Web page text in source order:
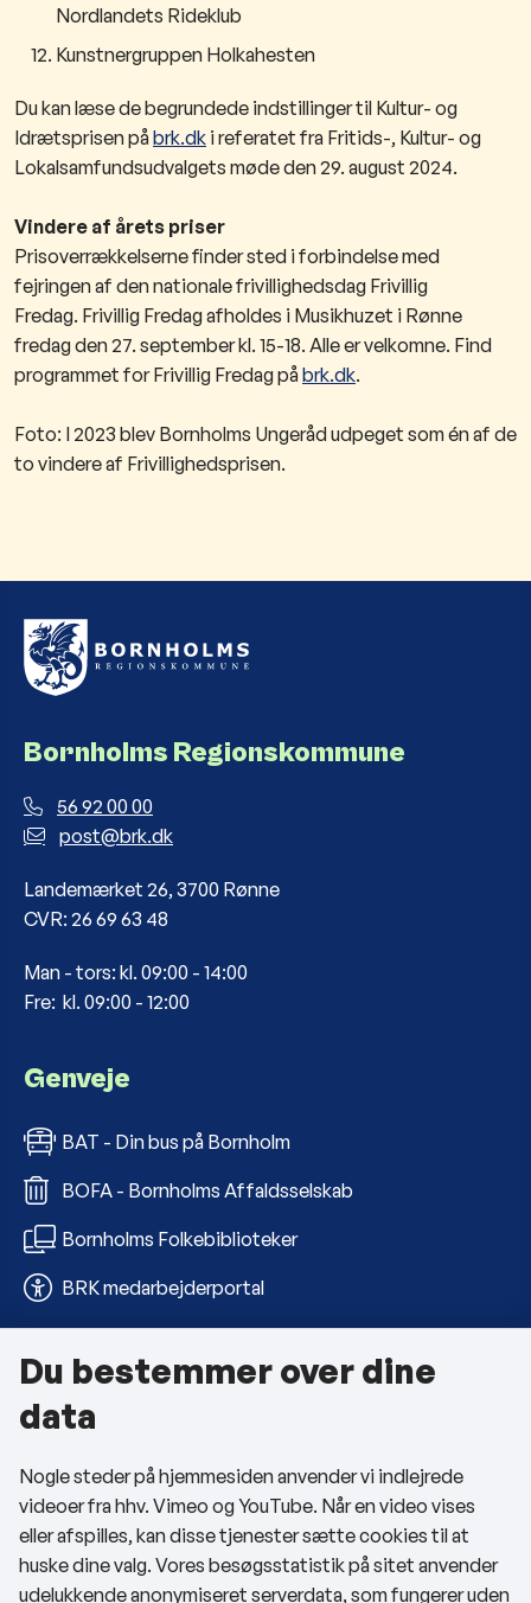
Nordlandets Rideklub
Kunstnergruppen Holkahesten
Du kan læse de begrundede indstillinger til Kultur- og
Idrætsprisen påbrk.dk i referatet fra Fritids-, Kultur- og
Lokalsamfundsudvalgets møde den 29. august 2024.
Vindere af årets priser
Prisoverrækkelserne finder sted i forbindelse med
fejringen af den nationale frivillighedsdag Frivillig
Fredag. Frivillig Fredag afholdes i Musikhuzet i Rønne
fredag den 27. september kl. 15-18. Alle er velkomne. Find
programmet for Frivillig Fredag påbrk.dk.
Foto: I 2023 blev Bornholms Ungeråd udpeget som én af de
to vindere af Frivillighedsprisen.
Bornholms Regionskommune
56 92 00 00
post@brk.dk
Landemærket 26, 3700 Rønne
CVR: 26 69 63 48
Man - tors: kl. 09:00 - 14:00
Fre: kl. 09:00 - 12:00
Genveje
BAT - Din bus på Bornholm
BOFA - Bornholms Affaldsselskab
Bornholms Folkebiblioteker
BRK medarbejderportal
Om kommunen
Kontakt os
Telefon- og åbningstider
Tilgængelighedserklæring
Privatlivspolitik
Du bestemmer over dine
data
Nogle steder på hjemmesiden anvender vi indlejrede
videoer fra hhv. Vimeo og YouTube. Når en video vises
eller afspilles, kan disse tjenester sætte cookies til at
huske dine valg. Vores besøgsstatistik på sitet anvender
udelukkende anonymiseret serverdata, som fungerer uden